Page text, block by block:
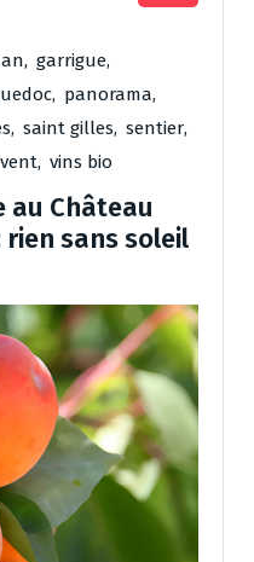
, garrigue,
, panorama,
, saint gilles, sentier,
vent, vins bio
Château
rien sans soleil